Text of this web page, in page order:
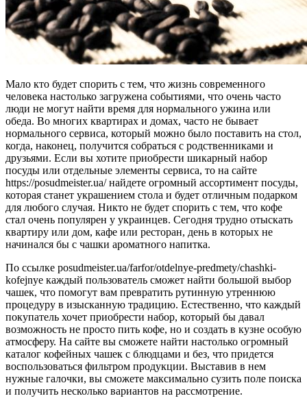
Мало кто будет спорить с тем, что жизнь современного
человека настолько загружена событиями, что очень часто
люди не могут найти время для нормального ужина или
обеда. Во многих квартирах и домах, часто не бывает
нормального сервиса, который можно было поставить на стол,
когда, наконец, получится собраться с родственниками и
друзьями. Если вы хотите приобрести шикарный набор
посуды или отдельные элементы сервиса, то на сайте
https://posudmeister.ua/ найдете огромный ассортимент посуды,
которая станет украшением стола и будет отличным подарком
для любого случая. Никто не будет спорить с тем, что кофе
стал очень популярен у украинцев. Сегодня трудно отыскать
квартиру или дом, кафе или ресторан, день в которых не
начинался бы с чашки ароматного напитка.
По ссылке posudmeister.ua/farfor/otdelnye-predmety/chashki-
kofejnye каждый пользователь сможет найти большой выбор
чашек, что помогут вам превратить рутинную утреннюю
процедуру в изысканную традицию. Естественно, что каждый
покупатель хочет приобрести набор, который бы давал
возможность не просто пить кофе, но и создать в кузне особую
атмосферу. На сайте вы сможете найти настолько огромный
каталог кофейных чашек с блюдцами и без, что придется
воспользоваться фильтром продукции. Выставив в нем
нужные галочки, вы сможете максимально сузить поле поиска
и получить несколько вариантов на рассмотрение.